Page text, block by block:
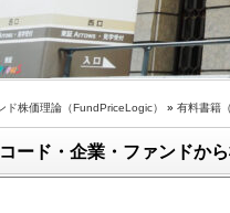
ド株価理論（FundPriceLogic） » 有料書籍
ード・企業・ファンドか